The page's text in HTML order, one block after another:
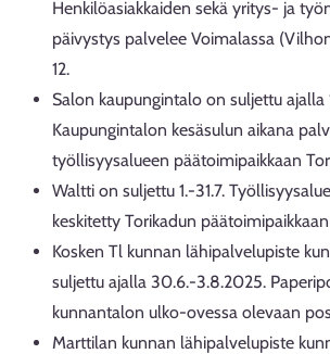
Henkilöasiakkaiden sekä yritys- ja
päivystys palvelee Voimalassa
12.
Salon kaupungintalo on suljettu ajalla
Kaupungintalon kesäsulun aikana
työllisyysalueen päätoimipaikkaan
Waltti on suljettu 1.-31.7.
keskitetty Torikadun
Kosken Tl kunnan lähipalvelupiste
suljettu ajalla 30.6.-3.8.2025.
kunnantalon ulko-ovessa olevaan
Marttilan kunnan lähipalvelupiste